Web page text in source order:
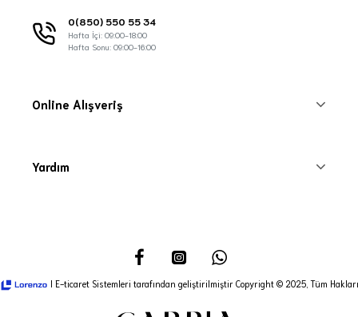
0(850) 550 55 34
Hafta İçi: 09:00-18:00
Hafta Sonu: 09:00-16:00
Online Alışveriş
Yardım
I E-ticaret Sistemleri tarafından geliştirilmiştir Copyright © 2025, Tüm Hakları